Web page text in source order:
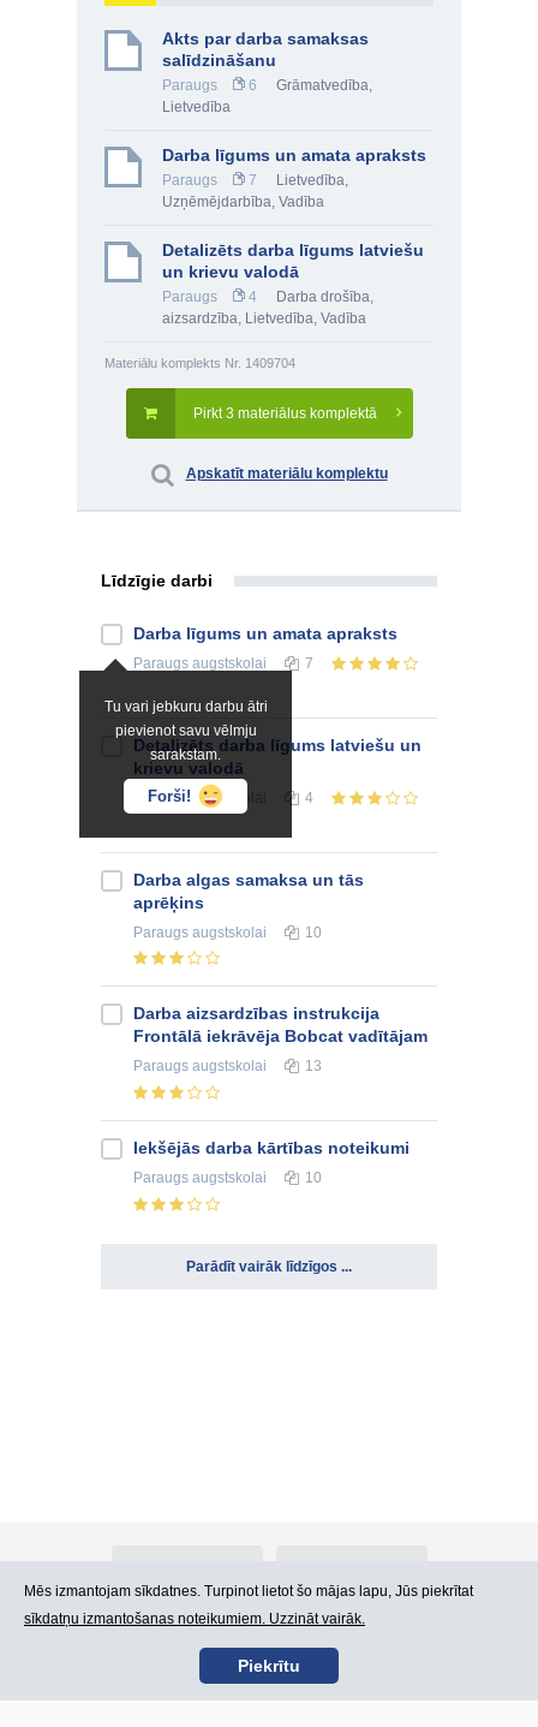
Akts par darba samaksas
salīdzināšanu
Paraugs 6 Grāmatvedība,
Lietvedība
Darba līgums un amata apraksts
Paraugs 7 Lietvedība,
Uzņēmējdarbība, Vadība
Detalizēts darba līgums latviešu
un krievu valodā
Paraugs 4
Darba drošība,
aizsardzība, Lietvedība, Vadība
Materiālu komplekts Nr. 1409704
Pirkt 3 materiālus komplektā
Apskatīt materiālu komplektu
Līdzīgie darbi
Tu vari jebkuru darbu ātri
pievienot savu vēlmju
sarakstam.
Forši!
Darba līgums un amata apraksts
Paraugs augstskolai 7
Detalizēts darba līgums latviešu un
krievu valodā
Paraugsaugstskolai 4
Darba algas samaksa un tās
aprēķins
Paraugs augstskolai 10
Darba aizsardzības instrukcija
Frontālā iekrāvēja Bobcat vadītājam
Paraugs augstskolai 13
Iekšējās darba kārtības noteikumi
Paraugs augstskolai 10
Parādīt vairāk līdzīgos ...
Kontakti Lietošanas noteikumi
Mēs izmantojam sīkdatnes. Turpinot lietot šo mājas lapu, Jūs piekrītat
sīkdatņu izmantošanas noteikumiem. Uzzināt vairāk.
Piekrītu